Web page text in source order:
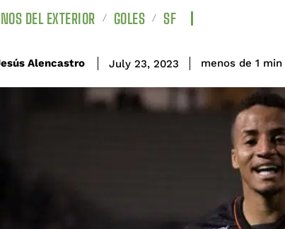
DEL EXTERIOR GOLES SF
Alencastro July 23, 2023 menos de 1 min